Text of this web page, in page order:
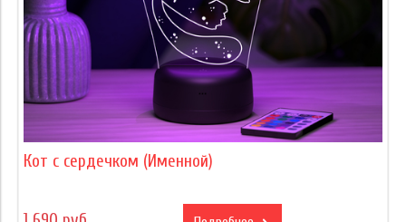
Кот с сердечком (Именной)